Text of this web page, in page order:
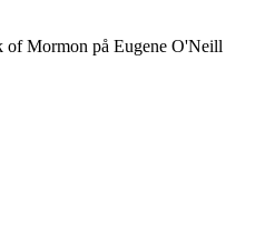
of Mormon på Eugene O'Neill